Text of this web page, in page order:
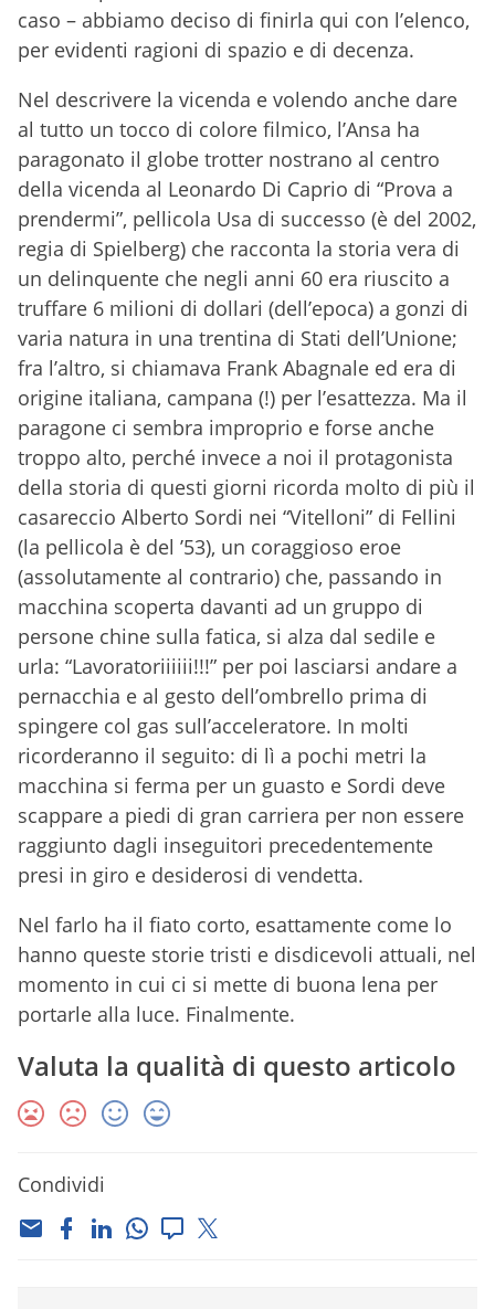
caso – abbiamo deciso di finirla qui con l’elenco,
per evidenti ragioni di spazio e di decenza.
Nel descrivere la vicenda e volendo anche dare
al tutto un tocco di colore filmico, l’Ansa ha
paragonato il globe trotter nostrano al centro
della vicenda al Leonardo Di Caprio di “Prova a
prendermi”, pellicola Usa di successo (è del 2002,
regia di Spielberg) che racconta la storia vera di
un delinquente che negli anni 60 era riuscito a
truffare 6 milioni di dollari (dell’epoca) a gonzi di
varia natura in una trentina di Stati dell’Unione;
fra l’altro, si chiamava Frank Abagnale ed era di
origine italiana, campana (!) per l’esattezza. Ma il
paragone ci sembra improprio e forse anche
troppo alto, perché invece a noi il protagonista
della storia di questi giorni ricorda molto di più il
casareccio Alberto Sordi nei “Vitelloni” di Fellini
(la pellicola è del ’53), un coraggioso eroe
(assolutamente al contrario) che, passando in
macchina scoperta davanti ad un gruppo di
persone chine sulla fatica, si alza dal sedile e
urla: “Lavoratoriiiiii!!!” per poi lasciarsi andare a
pernacchia e al gesto dell’ombrello prima di
spingere col gas sull’acceleratore. In molti
ricorderanno il seguito: di lì a pochi metri la
macchina si ferma per un guasto e Sordi deve
scappare a piedi di gran carriera per non essere
raggiunto dagli inseguitori precedentemente
presi in giro e desiderosi di vendetta.
Nel farlo ha il fiato corto, esattamente come lo
hanno queste storie tristi e disdicevoli attuali, nel
momento in cui ci si mette di buona lena per
portarle alla luce. Finalmente.
Valuta la qualità di questo articolo
Condividi